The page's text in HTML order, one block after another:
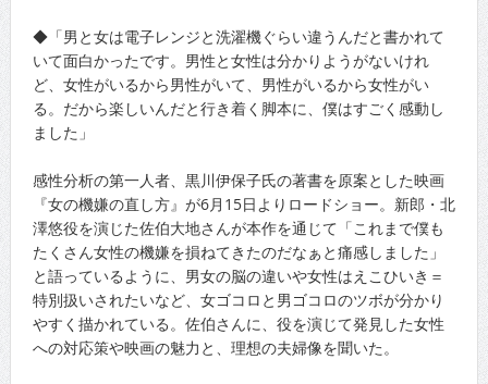
◆「男と女は電子レンジと洗濯機ぐらい違うんだと書かれて
いて面白かったです。男性と女性は分かりようがないけれ
ど、女性がいるから男性がいて、男性がいるから女性がい
る。だから楽しいんだと行き着く脚本に、僕はすごく感動し
ました」
感性分析の第一人者、黒川伊保子氏の著書を原案とした映画
『女の機嫌の直し方』が6月15日よりロードショー。新郎・北
澤悠役を演じた佐伯大地さんが本作を通じて「これまで僕も
たくさん女性の機嫌を損ねてきたのだなぁと痛感しました」
と語っているように、男女の脳の違いや女性はえこひいき＝
特別扱いされたいなど、女ゴコロと男ゴコロのツボが分かり
やすく描かれている。佐伯さんに、役を演じて発見した女性
への対応策や映画の魅力と、理想の夫婦像を聞いた。